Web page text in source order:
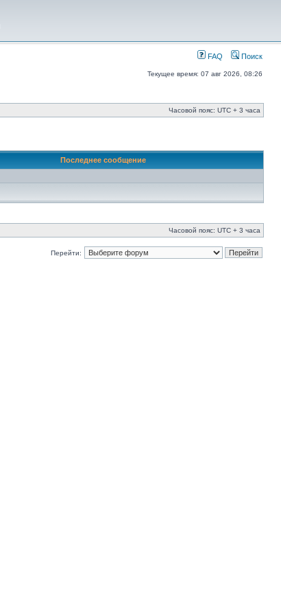
FAQ Поиск
Текущее время: 07 авг 2026, 08:26
Часовой пояс: UTC + 3 часа
Последнее сообщение
Часовой пояс: UTC + 3 часа
Перейти: